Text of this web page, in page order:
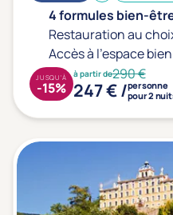
Offres spéciales Solo
Distance de chez vous
Établissements
Km
4 formules bien-
Restauration au
Accès à l'espace
à partir de290 €
247 € /personne
pour 2
JUSQU'À
-15%